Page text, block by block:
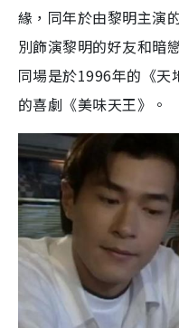
緣，同年於由黎明主演
別飾演黎明的好友和暗
同場是於1996年的《天
的喜劇《美味天王》。